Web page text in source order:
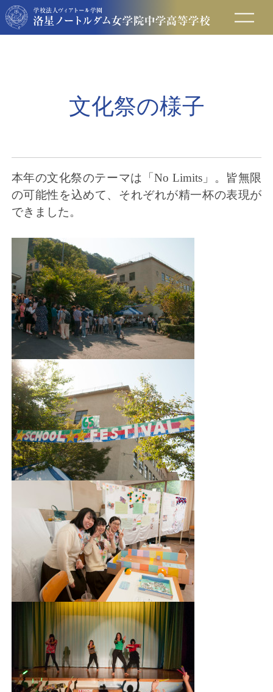
保護者の方へ
入試情報
アクセス
お問い合わせ
資料請求
文化祭の様子
本年の文化祭のテーマは「No Limits」。皆無限
の可能性を込めて、それぞれが精一杯の表現が
できました。